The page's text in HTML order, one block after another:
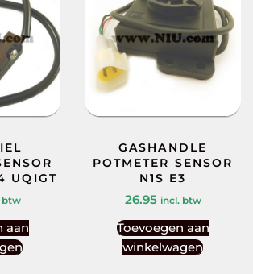
UQIGT
btw
aan
GASHANDLE
POTMETER SENSOR
N1S E3
26.95 incl. btw
Toevoegen aan
winkelwagen